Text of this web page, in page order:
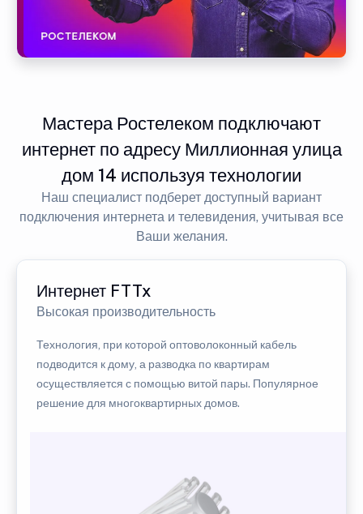
Мастера Ростелеком подключают
интернет по адресу Миллионная улица
дом 14 используя технологии
Наш специалист подберет доступный вариант
подключения интернета и телевидения, учитывая все
Ваши желания.
Интернет FTTx
Высокая производительность
Технология, при которой оптоволоконный кабель
подводится к дому, а разводка по квартирам
осуществляется с помощью витой пары. Популярное
решение для многоквартирных домов.